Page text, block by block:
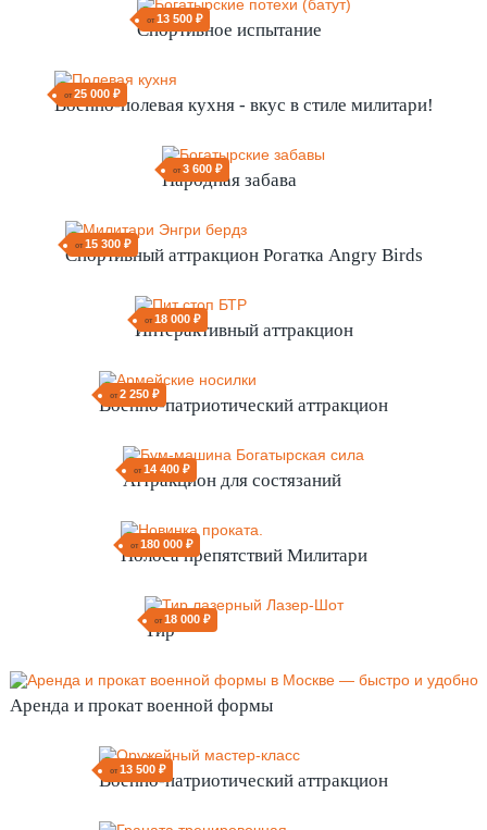
от 13 500 ₽
Спортивное испытание
от25 000 ₽
Военно-полевая кухня - вкус в стиле милитари!
от 3 600 ₽
Народная забава
от 15 300 ₽
Спортивный аттракцион Рогатка Angry Birds
от 18 000 ₽
Интерактивный аттракцион
от 2 250 ₽
Военно-патриотический аттракцион
от 14 400 ₽
Аттракцион для состязаний
от 180 000 ₽
Полоса препятствий Милитари
от 18 000 ₽
Тир
Аренда и прокат военной формы
от 13 500 ₽
Военно-патриотический аттракцион